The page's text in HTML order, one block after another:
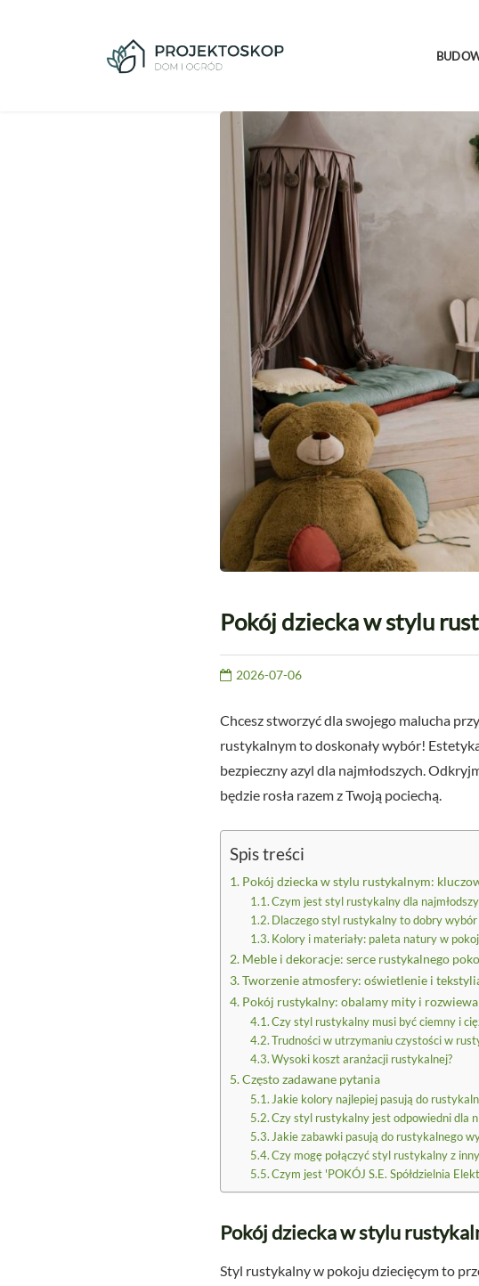
Pokój dziecka w stylu
2026-07-06
Chcesz stworzyć dla swojego malucha
rustykalnym to doskonały wybór!
bezpieczny azyl dla najmłodszych.
będzie rosła razem z Twoją pociechą.
Spis treści
Pokój dziecka w stylu rustykalnym:
Czym jest styl rustykalny dla
Dlaczego styl rustykalny to dobry wybór
Kolory i materiały: paleta natury w
Meble i dekoracje: serce rustykalnego
Tworzenie atmosfery: oświetlenie i
Pokój rustykalny: obalamy mity i
Czy styl rustykalny musi być ciemny i
Trudności w utrzymaniu czystości w
Wysoki koszt aranżacji rustykalnej?
Często zadawane pytania
Jakie kolory najlepiej pasują do
Czy styl rustykalny jest odpowiedni dla
Jakie zabawki pasują do rustykalnego
Czy mogę połączyć styl rustykalny z
Czym jest 'POKÓJ S.E. Spółdzielnia
Pokój dziecka w stylu
Styl rustykalny w pokoju dziecięcym to